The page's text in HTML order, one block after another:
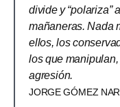
divide y “polariza”
mañaneras. Nada
ellos, los
los que
agresión.
JORGE GÓMEZ